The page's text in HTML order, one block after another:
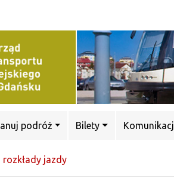
podróż Bilety
rozkłady jazdy